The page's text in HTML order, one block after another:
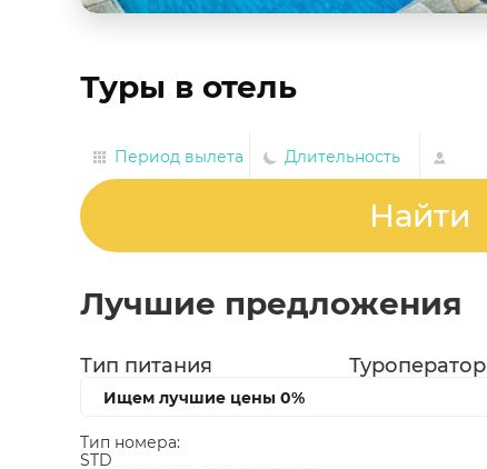
Туры в отель
Период вылета Длительность
Найти
Лучшие предложения
Тип питания Туроператор
Ищем лучшие цены 0%
Тип номера:
STD